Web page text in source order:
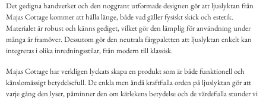
Det gedigna handverket och den noggrant utformade designen gör att ljuslyktan från
Majas Cottage kommer att hålla länge, både vad gäller fysiskt skick och estetik.
Materialet är robust och känns gediget, vilket gör den lämplig för användning under
många år framöver. Dessutom gör den neutrala färgpaletten att ljuslyktan enkelt kan
integreras i olika inredningsstilar, från modern till klassisk.
Majas Cottage har verkligen lyckats skapa en produkt som är både funktionell och
känslomässigt betydelsefull. De enkla men ändå kraftfulla orden på ljuslyktan gör att
varje gång den lyser, påminner den om kärlekens betydelse och de värdefulla stunder vi